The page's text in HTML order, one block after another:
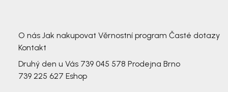
O nás Jak nakupovat Věrnostní program Časté dotazy
Kontakt
Druhý den u Vás 739 045 578 Prodejna Brno
739 225 627 Eshop